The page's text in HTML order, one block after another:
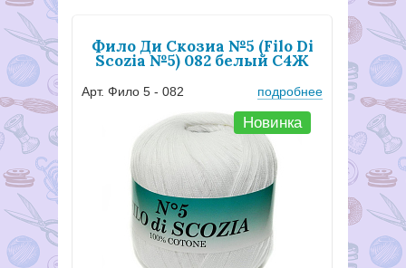
Фило Ди Скозиа №5 (Filo Di
Scozia №5) 082 белый С4Ж
Арт. Фило 5 - 082 подробнее
Новинка